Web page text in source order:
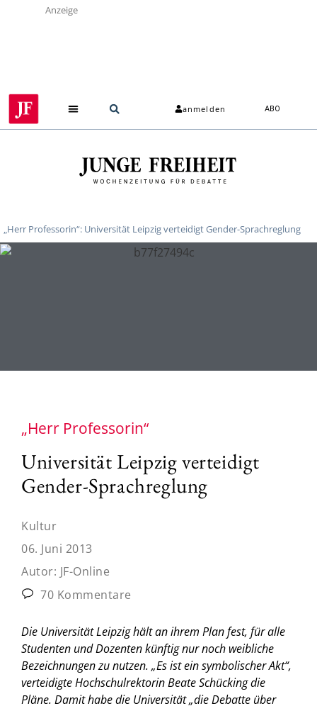
Anzeige
anmelden ABO
„Herr Professorin“: Universität Leipzig verteidigt Gender-Sprachreglung
„Herr Professorin“
Universität Leipzig verteidigt
Gender-Sprachreglung
Kultur
06. Juni 2013
Autor: JF-Online
70 Kommentare
Die Universität Leipzig hält an ihrem Plan fest, für alle
Studenten und Dozenten künftig nur noch weibliche
Bezeichnungen zu nutzen. „Es ist ein symbolischer Akt“,
verteidigte Hochschulrektorin Beate Schücking die
Pläne. Damit habe die Universität „die Debatte über